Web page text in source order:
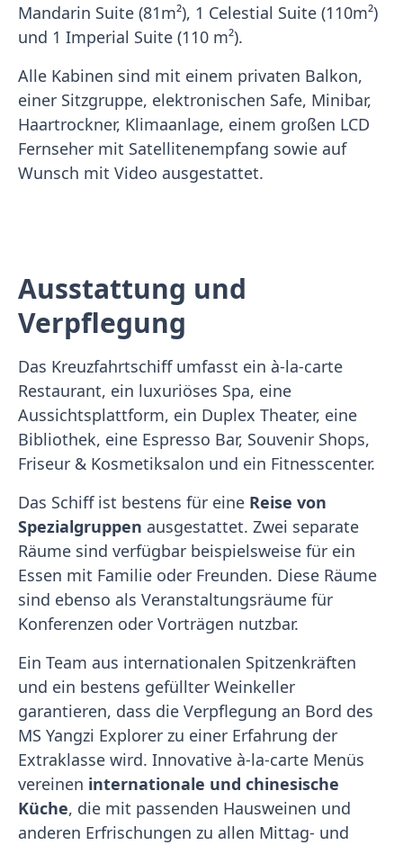
Mandarin Suite (81m²), 1 Celestial Suite (110m²)
und 1 Imperial Suite (110 m²).
Alle Kabinen sind mit einem privaten Balkon,
einer Sitzgruppe, elektronischen Safe, Minibar,
Haartrockner, Klimaanlage, einem großen LCD
Fernseher mit Satellitenempfang sowie auf
Wunsch mit Video ausgestattet.
Ausstattung und
Verpflegung
Das Kreuzfahrtschiff umfasst ein à-la-carte
Restaurant, ein luxuriöses Spa, eine
Aussichtsplattform, ein Duplex Theater, eine
Bibliothek, eine Espresso Bar, Souvenir Shops,
Friseur & Kosmetiksalon und ein Fitnesscenter.
Das Schiff ist bestens für eine Reise von
Spezialgruppen ausgestattet. Zwei separate
Räume sind verfügbar beispielsweise für ein
Essen mit Familie oder Freunden. Diese Räume
sind ebenso als Veranstaltungsräume für
Konferenzen oder Vorträgen nutzbar.
Ein Team aus internationalen Spitzenkräften
und ein bestens gefüllter Weinkeller
garantieren, dass die Verpflegung an Bord des
MS Yangzi Explorer zu einer Erfahrung der
Extraklasse wird. Innovative à-la-carte Menüs
vereinen internationale und chinesische
Küche, die mit passenden Hausweinen und
anderen Erfrischungen zu allen Mittag- und